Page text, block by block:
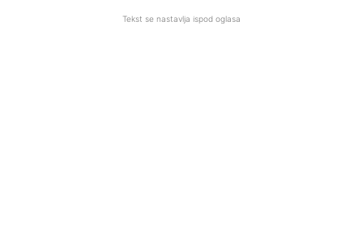
Tekst se nastavlja ispod oglasa